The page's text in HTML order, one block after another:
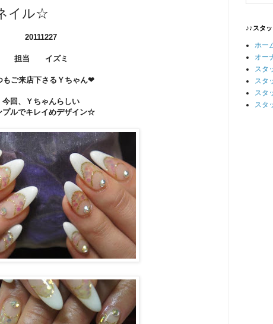
イル☆
20111227
担当 イズミ
もご来店下さるＹちゃん❤
今回、Ｙちゃんらしい
プルでキレイめデザイン☆
♪♪スタ
ホー
オー
スタ
ス
ス
スタ